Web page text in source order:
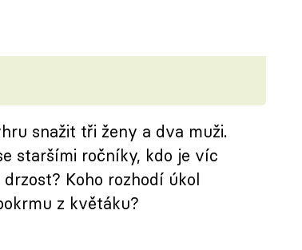
snažit tři ženy a dva muži.
staršími ročníky, kdo je víc
Koho rozhodí úkol
z květáku?